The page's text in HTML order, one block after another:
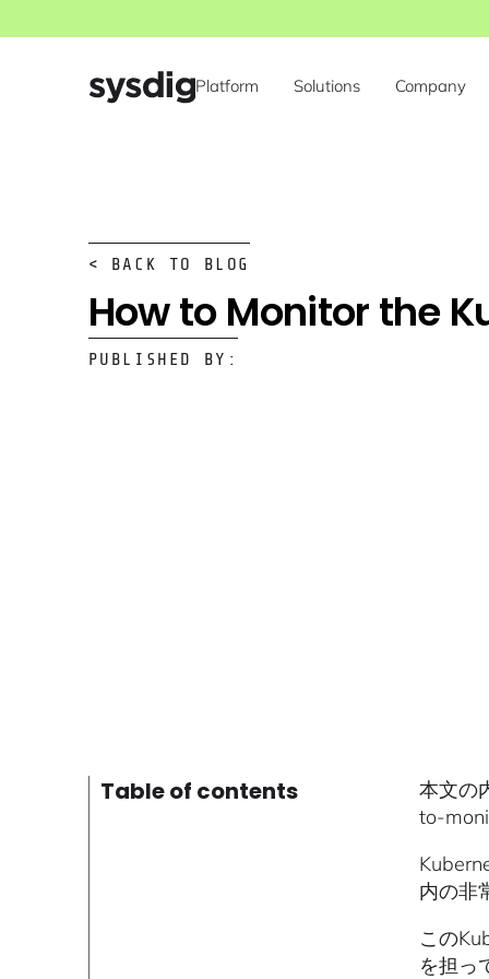
Platform Solutions Company
< BACK TO BLOG
How to Monitor the
PUBLISHED BY:
Table of contents
本文の
to-
内の非
この
を担っ